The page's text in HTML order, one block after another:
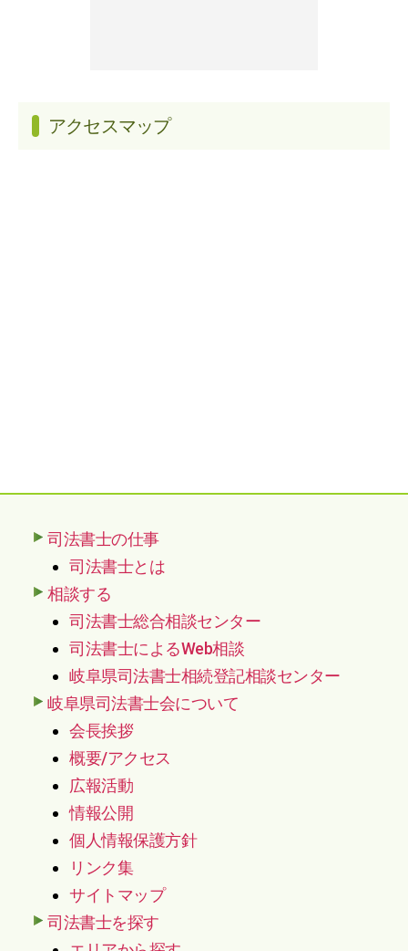
アクセスマップ
司法書士の仕事
司法書士とは
相談する
司法書士総合相談センター
司法書士によるWeb相談
岐阜県司法書士相続登記相談センター
岐阜県司法書士会について
会長挨拶
概要/アクセス
広報活動
情報公開
個人情報保護方針
リンク集
サイトマップ
司法書士を探す